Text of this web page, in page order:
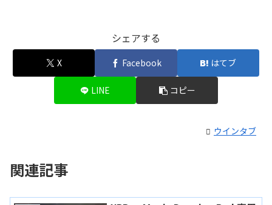
シェアする
X Facebook はてブ
LINE コピー
ウインタブ
関連記事